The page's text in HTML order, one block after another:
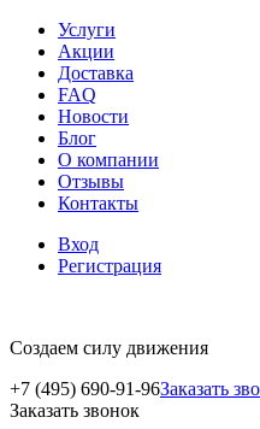
Услуги
Акции
Доставка
FAQ
Новости
Блог
О компании
Отзывы
Контакты
Вход
Регистрация
Создаем силу движения
+7 (495) 690-91-96Заказать
Заказать звонок